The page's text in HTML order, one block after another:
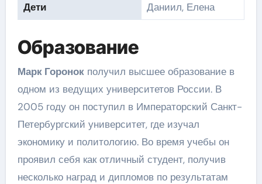
Дети
Даниил, Елена
Образование
Марк Горонокполучил высшее образование в
одном из ведущих университетов России. В
2005 году он поступил в Императорский Санкт-
Петербургский университет, где изучал
экономику и политологию. Во время учебы он
проявил себя как отличный студент, получив
несколько наград и дипломов по результатам